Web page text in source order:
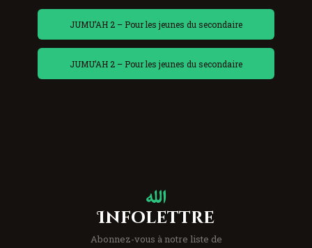
JUMU’AH 2 – Pour les jeunes du secondaire
JUMU’AH 2 – Pour les jeunes du secondaire
Infolettre
Abonnez-vous à notre liste de